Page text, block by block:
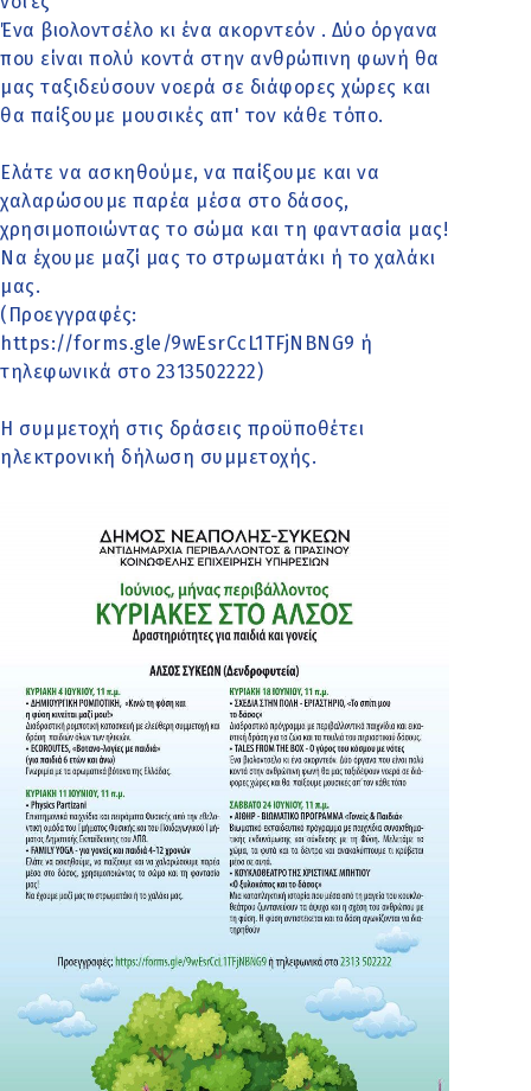
Ένα βιολοντσέλο κι ένα ακορντεόν . Δύο όργανα
που είναι πολύ κοντά στην ανθρώπινη φωνή θα
μας ταξιδεύσουν νοερά σε διάφορες χώρες και
θα παίξουμε μουσικές απ' τον κάθε τόπο.
Ελάτε να ασκηθούμε, να παίξουμε και να
χαλαρώσουμε παρέα μέσα στο δάσος,
χρησιμοποιώντας το σώμα και τη φαντασία μας!
Να έχουμε μαζί μας το στρωματάκι ή το χαλάκι
μας.
(Προεγγραφές:
https://forms.gle/9wEsrCcL1TFjNBNG9 ή
τηλεφωνικά στο 2313502222)
Η συμμετοχή στις δράσεις προϋποθέτει
ηλεκτρονική δήλωση συμμετοχής.